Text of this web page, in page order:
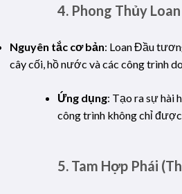
4. Phong Thủy
Nguyên tắc cơ bản: Loan Đầu
cây cối, hồ nước và các công trình
Ứng dụng: Tạo ra sự hài
công trình không chỉ
5. Tam Hợp Phái